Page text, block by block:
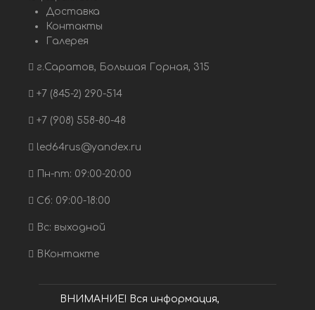
Доставка
Контакты
Галерея
г.Саратов, Большая Горная, 315
+7 (845-2) 290-514
+7 (908) 558-80-48
led64rus@yandex.ru
Пн-пт: 09:00-20:00
Сб: 09:00-18:00
Вс: выходной
ВКонтакте
ВНИМАНИЕ! Вся информация,